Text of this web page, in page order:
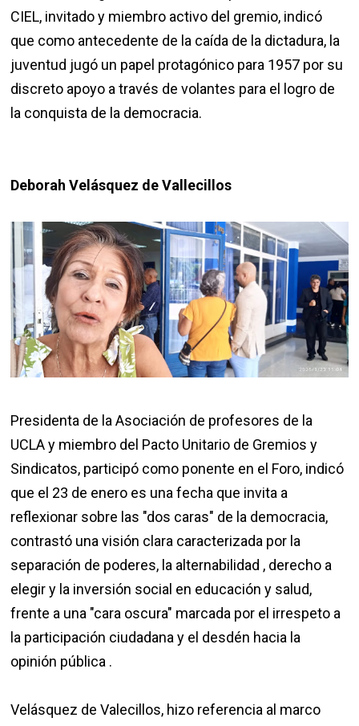
CIEL, invitado y miembro activo del gremio, indicó
que como antecedente de la caída de la dictadura, la
juventud jugó un papel protagónico para 1957 por su
discreto apoyo a través de volantes para el logro de
la conquista de la democracia.
Deborah Velásquez de Vallecillos
Presidenta de la Asociación de profesores de la
UCLA y miembro del Pacto Unitario de Gremios y
Sindicatos, participó como ponente en el Foro, indicó
que el 23 de enero es una fecha que invita a
reflexionar sobre las "dos caras" de la democracia,
contrastó una visión clara caracterizada por la
separación de poderes, la alternabilidad , derecho a
elegir y la inversión social en educación y salud,
frente a una "cara oscura" marcada por el irrespeto a
la participación ciudadana y el desdén hacia la
opinión pública .
Velásquez de Valecillos, hizo referencia al marco